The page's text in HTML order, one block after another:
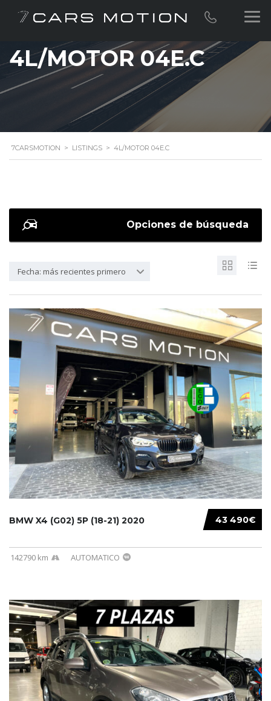
4L/MOTOR 04E.C
7CARSMOTION > LISTINGS > 4L/MOTOR 04E.C
Opciones de búsqueda
Fecha: más recientes primero
43 490€
BMW X4 (G02) 5P (18-21) 2020
142790 km AUTOMATICO